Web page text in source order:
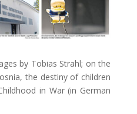
by Tobias Strahl; on the
the destiny of children
in War (in German